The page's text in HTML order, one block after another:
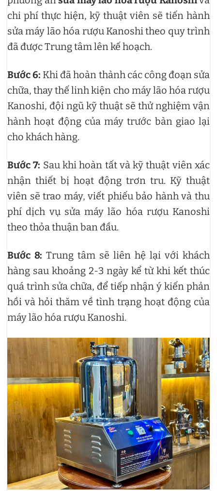
chi phí thực hiện, kỹ thuật viên sẽ tiến hành
sửa máy lão hóa rượu Kanoshi theo quy trình
đã được Trung tâm lên kế hoạch.
Bước 6: Khi đã hoàn thành các công đoạn sửa
chữa, thay thế linh kiện cho máy lão hóa rượu
Kanoshi, đội ngũ kỹ thuật sẽ thử nghiệm vận
hành hoạt động của máy trước bàn giao lại
cho khách hàng.
Bước 7: Sau khi hoàn tất và kỹ thuật viên xác
nhận thiết bị hoạt động trơn tru. Kỹ thuật
viên sẽ trao máy, viết phiếu bảo hành và thu
phí dịch vụ sửa máy lão hóa rượu Kanoshi
theo thỏa thuận ban đầu.
Bước 8: Trung tâm sẽ liên hệ lại với khách
hàng sau khoảng 2-3 ngày kể từ khi kết thúc
quá trình sửa chữa, để tiếp nhận ý kiến phản
hồi và hỏi thăm về tình trạng hoạt động của
máy lão hóa rượu Kanoshi.